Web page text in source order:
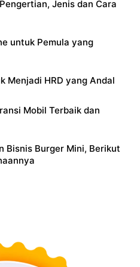
Jenis dan Cara
untuk Pemula yang
Menjadi HRD yang Andal
Mobil Terbaik dan
Bisnis Burger Mini, Berikut